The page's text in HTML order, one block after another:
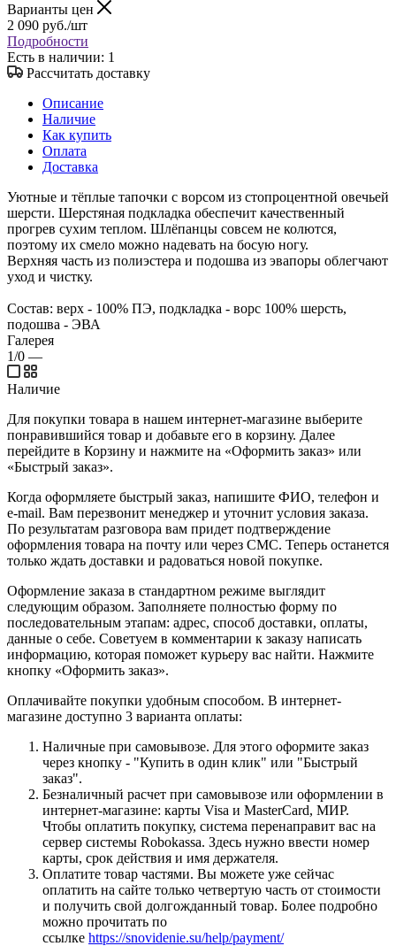
Варианты цен
2 090 руб./шт
Подробности
Есть в наличии: 1
Рассчитать доставку
Описание
Наличие
Как купить
Оплата
Доставка
Уютные и тёплые тапочки с ворсом из стопроцентной овечьей
шерсти. Шерстяная подкладка обеспечит качественный
прогрев сухим теплом. Шлёпанцы совсем не колются,
поэтому их смело можно надевать на босую ногу.
Верхняя часть из полиэстера и подошва из эвапоры облегчают
уход и чистку.
Состав: верх - 100% ПЭ, подкладка - ворс 100% шерсть,
подошва - ЭВА
Галерея
1/0 —
Наличие
Для покупки товара в нашем интернет-магазине выберите
понравившийся товар и добавьте его в корзину. Далее
перейдите в Корзину и нажмите на «Оформить заказ» или
«Быстрый заказ».
Когда оформляете быстрый заказ, напишите ФИО, телефон и
e-mail. Вам перезвонит менеджер и уточнит условия заказа.
По результатам разговора вам придет подтверждение
оформления товара на почту или через СМС. Теперь останется
только ждать доставки и радоваться новой покупке.
Оформление заказа в стандартном режиме выглядит
следующим образом. Заполняете полностью форму по
последовательным этапам: адрес, способ доставки, оплаты,
данные о себе. Советуем в комментарии к заказу написать
информацию, которая поможет курьеру вас найти. Нажмите
кнопку «Оформить заказ».
Оплачивайте покупки удобным способом. В интернет-
магазине доступно 3 варианта оплаты:
Наличные при самовывозе. Для этого оформите заказ
через кнопку - "Купить в один клик" или "Быстрый
заказ".
Безналичный расчет при самовывозе или оформлении в
интернет-магазине: карты Visa и MasterCard, МИР.
Чтобы оплатить покупку, система перенаправит вас на
сервер системы Robokassa. Здесь нужно ввести номер
карты, срок действия и имя держателя.
Оплатите товар частями. Вы можете уже сейчас
оплатить на сайте только четвертую часть от стоимости
и получить свой долгожданный товар. Более подробно
можно прочитать по
ссылке https://snovidenie.su/help/payment/